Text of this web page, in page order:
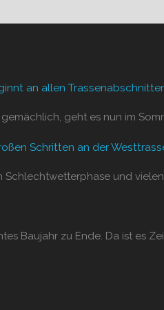
an allen
geht es nun im
Schritten an der
und
Baujahr zu Ende. Da ist es